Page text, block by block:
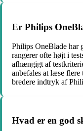
Er Philips
Philips OneBlade har
rangerer ofte højt i
afhængigt af
anbefales at læse flere
bredere indtryk af
Hvad er en god